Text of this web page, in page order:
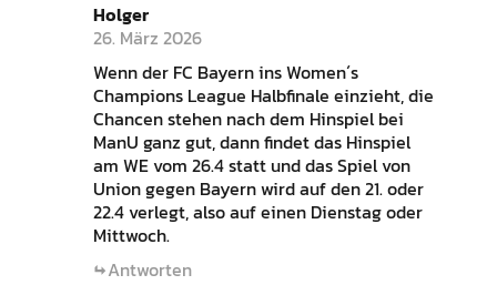
Holger
26. März 2026
Wenn der FC Bayern ins Women´s
Champions League Halbfinale einzieht, die
Chancen stehen nach dem Hinspiel bei
ManU ganz gut, dann findet das Hinspiel
am WE vom 26.4 statt und das Spiel von
Union gegen Bayern wird auf den 21. oder
22.4 verlegt, also auf einen Dienstag oder
Mittwoch.
Antworten